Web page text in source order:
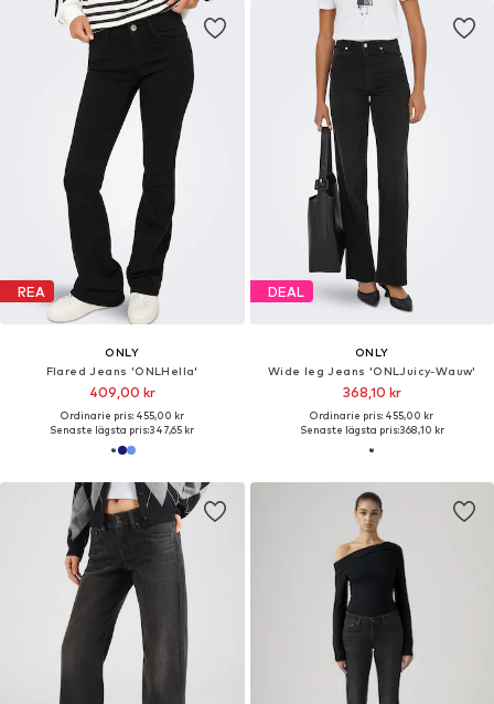
REA
ONLY
Flared Jeans 'ONLHella'
409,00 kr
Ordinarie pris: 455,00 kr
Senaste lägsta pris:347,65 kr
DEAL
ONLY
Wide leg Jeans 'ONLJuicy-Wauw'
368,10 kr
Ordinarie pris: 455,00 kr
Senaste lägsta pris:368,10 kr